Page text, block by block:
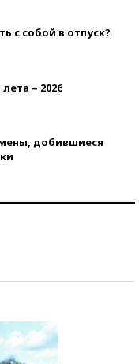
с собой в отпуск?
– 2026
добившиеся